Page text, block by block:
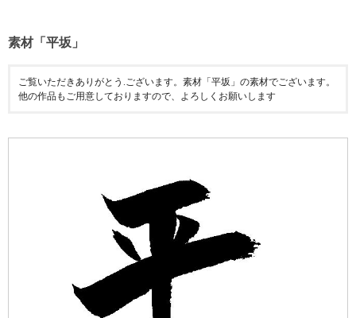
素材「平坂」
ご覧いただきありがとう.ございます。素材「平坂」の素材でございます。
他の作品もご用意しておりますので、よろしくお願いします